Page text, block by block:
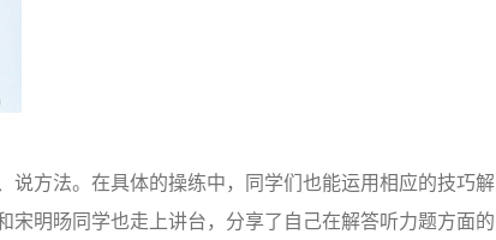
方法。在具体的操练中，同学们也能运用相应的技巧解
明旸同学也走上讲台，分享了自己在解答听力题方面的